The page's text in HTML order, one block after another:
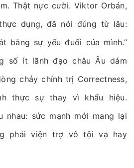
Thật nực cười. Viktor Orbán,
dụng, đã nói đúng từ lâu:
bằng sự yếu đuối của mình.”
số ít lãnh đạo châu Âu dám
chảy chính trị Correctness,
thực sự thay vì khẩu hiệu.
nhau: sức mạnh mới mang lại
phải viện trợ vô tội vạ hay